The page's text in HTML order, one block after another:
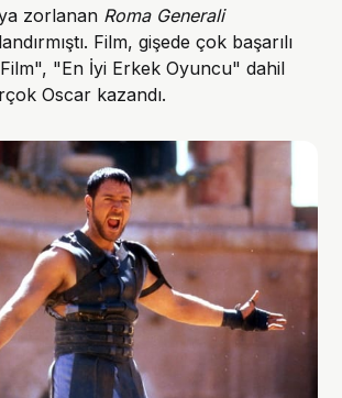
zorlanan Roma Generali
Film, gişede çok başarılı
"En İyi Erkek Oyuncu" dahil
Oscar kazandı.